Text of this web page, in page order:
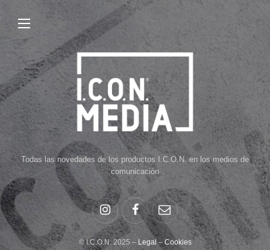
Todas las novedades de los productos I.C.O.N. en los medios de
comunicación
© I.C.O.N. 2025 – Legal– Cookies